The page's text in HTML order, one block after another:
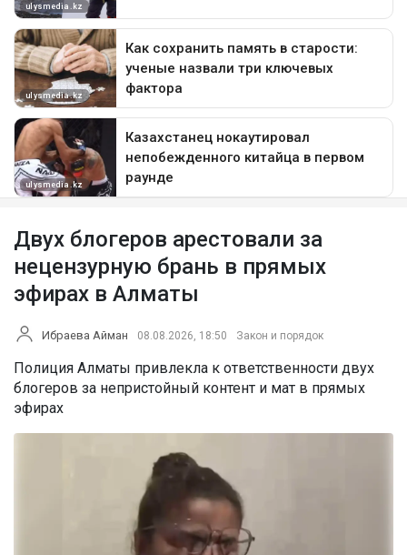
Двух блогеров арестовали за
нецензурную брань в прямых
эфирах в Алматы
Ибраева Айман 08.08.2026, 18:50 Закон и порядок
Полиция Алматы привлекла к ответственности двух
блогеров за непристойный контент и мат в прямых
эфирах